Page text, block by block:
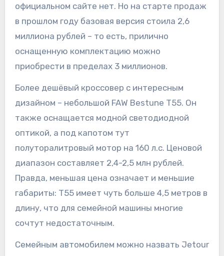
официальном сайте нет. Но на старте продаж
в прошлом году базовая версия стоила 2,6
миллиона рублей – то есть, прилично
оснащенную комплектацию можно
приобрести в пределах 3 миллионов.
Более дешёвый кроссовер с интересным
дизайном – небольшой FAW Bestune T55. Он
также оснащается модной светодиодной
оптикой, а под капотом тут
полуторалитровый мотор на 160 л.с. Ценовой
диапазон составляет 2,4-2,5 млн рублей.
Правда, меньшая цена означает и меньшие
габариты: T55 имеет чуть больше 4,5 метров в
длину, что для семейной машины многие
сочтут недостаточным.
Семейным автомобилем можно назвать Jetour